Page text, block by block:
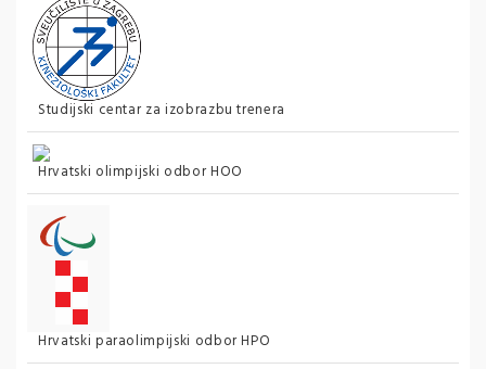
Studijski centar za izobrazbu trenera
Hrvatski olimpijski odbor HOO
Hrvatski paraolimpijski odbor HPO